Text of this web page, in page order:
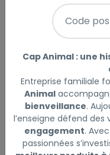
DescriptionLaisser un
La recharge
conçue pour être
de Beaphar. Elle
apaiser votre chien.
problèmes
Code
Cap Animal : une
Entreprise familiale
Animal
bienveillance.
l’enseigne défend des
engagement.
passionnées